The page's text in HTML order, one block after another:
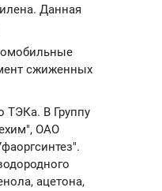
Данная
сжиженных
ТЭКа. В Группу
ОАО
ацетона,